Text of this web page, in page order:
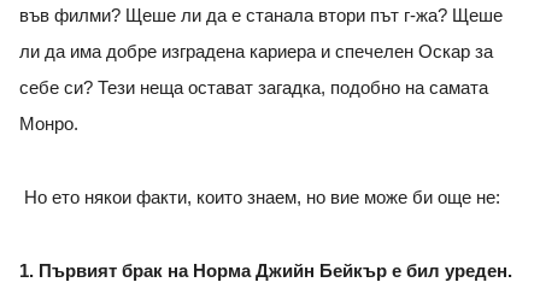
във филми? Щеше ли да е станала втори път г-жа? Щеше
ли да има добре изградена кариера и спечелен Оскар за
себе си? Тези неща остават загадка, подобно на самата
Монро.
Но ето някои факти, които знаем, но вие може би още не:
1. Първият брак на Норма Джийн Бейкър е бил уреден.